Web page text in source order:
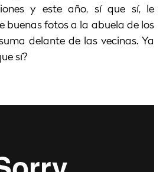
y este año, sí que sí, le
buenas fotos a la abuela de los
delante de las vecinas. Ya
sí?